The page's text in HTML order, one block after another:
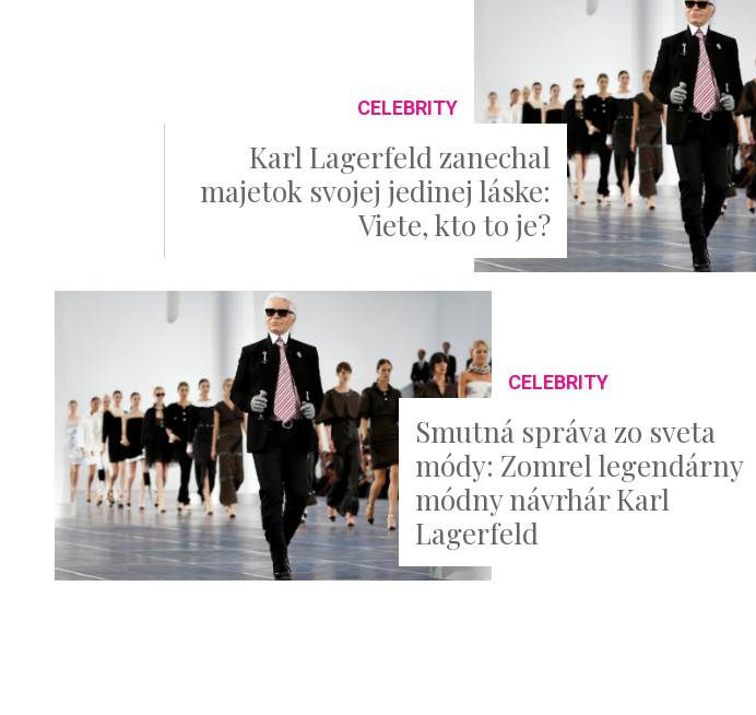
CELEBRITY
Karl Lagerfeld zanechal
majetok svojej jedinej láske:
Viete, kto to je?
CELEBRITY
Smutná správa zo sveta
módy: Zomrel legendárny
módny návrhár Karl
Lagerfeld